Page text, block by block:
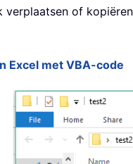
of
Excel met VBA-code